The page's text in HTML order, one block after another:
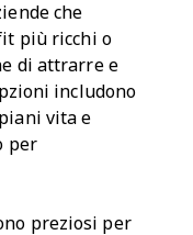
che
più ricchi o
di attrarre e
includono
vita e
per
preziosi per